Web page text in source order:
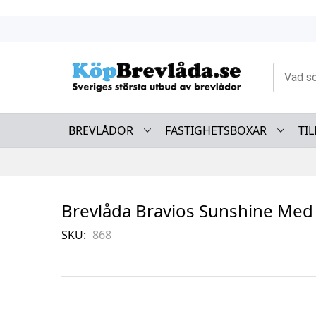
BREVLÅDOR FASTIGHETSBOXAR
Brevlåda Bravios Sunshine
SKU 868